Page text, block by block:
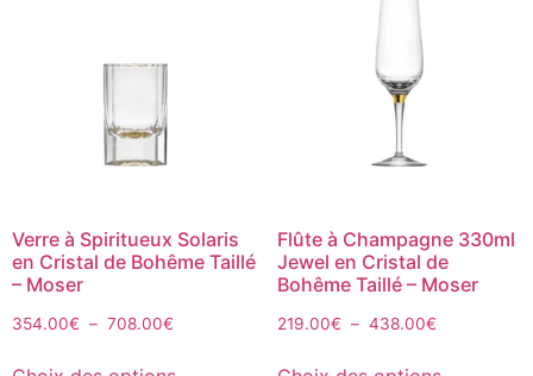
Verre à Spiritueux Solaris
en Cristal de Bohême Taillé
– Moser
354.00€ – 708.00€
Flûte à Champagne 330ml
Jewel en Cristal de
Bohême Taillé – Moser
219.00€ – 438.00€